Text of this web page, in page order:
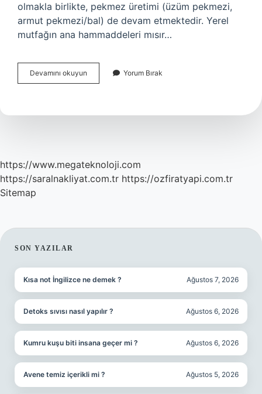
olmakla birlikte, pekmez üretimi (üzüm pekmezi,
armut pekmezi/bal) de devam etmektedir. Yerel
mutfağın ana hammaddeleri mısır…
Devamını okuyun
Hangi
Yorum Bırak
https://www.megateknoloji.com
https://saralnakliyat.com.tr https://ozfiratyapi.com.tr
Sitemap
SIDEBAR
SON YAZILAR
Kısa not İngilizce ne demek ? Ağustos 7, 2026
Detoks sıvısı nasıl yapılır ? Ağustos 6, 2026
Kumru kuşu biti insana geçer mi ? Ağustos 6, 2026
Avene temiz içerikli mi ? Ağustos 5, 2026